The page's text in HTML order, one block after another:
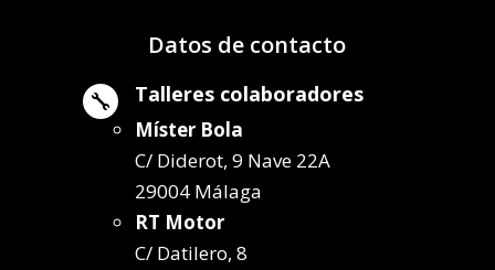
Datos de contacto
 Talleres colaboradores
Míster Bola
C/ Diderot, 9 Nave 22A
29004 Málaga
RT Motor
C/ Datilero, 8